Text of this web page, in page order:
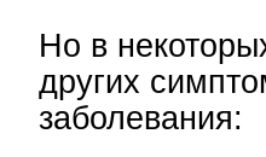
Но в
других
заболевания: